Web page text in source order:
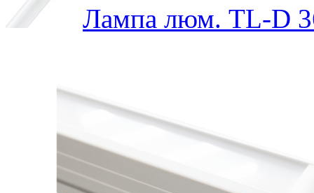
Лампа люм. TL-D